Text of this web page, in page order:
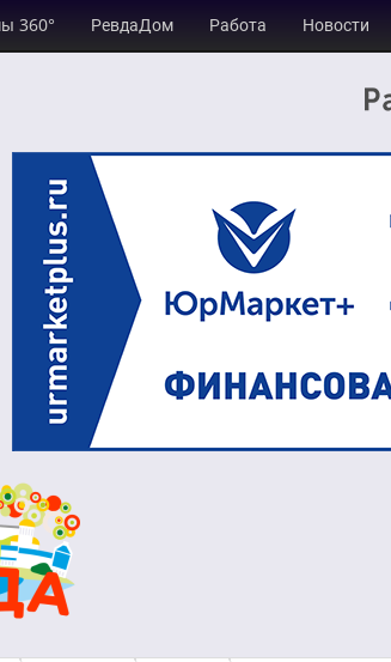
360° РевдаДом Работа Новости